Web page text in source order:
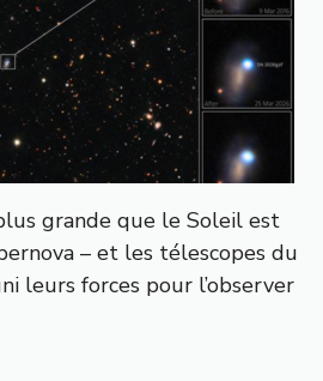
grande que le Soleil est
– et les télescopes du
leurs forces pour l’observer